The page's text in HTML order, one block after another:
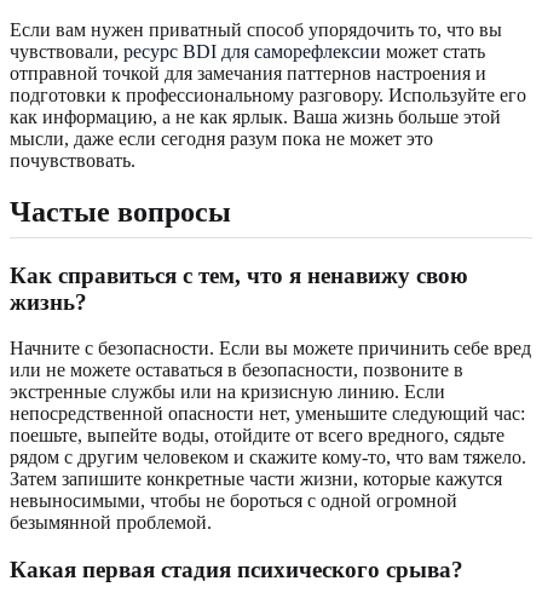
Если вам нужен приватный способ упорядочить то, что вы
чувствовали, ресурс BDI для саморефлексии может стать
отправной точкой для замечания паттернов настроения и
подготовки к профессиональному разговору. Используйте его
как информацию, а не как ярлык. Ваша жизнь больше этой
мысли, даже если сегодня разум пока не может это
почувствовать.
Частые вопросы
Как справиться с тем, что я ненавижу свою
жизнь?
Начните с безопасности. Если вы можете причинить себе вред
или не можете оставаться в безопасности, позвоните в
экстренные службы или на кризисную линию. Если
непосредственной опасности нет, уменьшите следующий час:
поешьте, выпейте воды, отойдите от всего вредного, сядьте
рядом с другим человеком и скажите кому-то, что вам тяжело.
Затем запишите конкретные части жизни, которые кажутся
невыносимыми, чтобы не бороться с одной огромной
безымянной проблемой.
Какая первая стадия психического срыва?